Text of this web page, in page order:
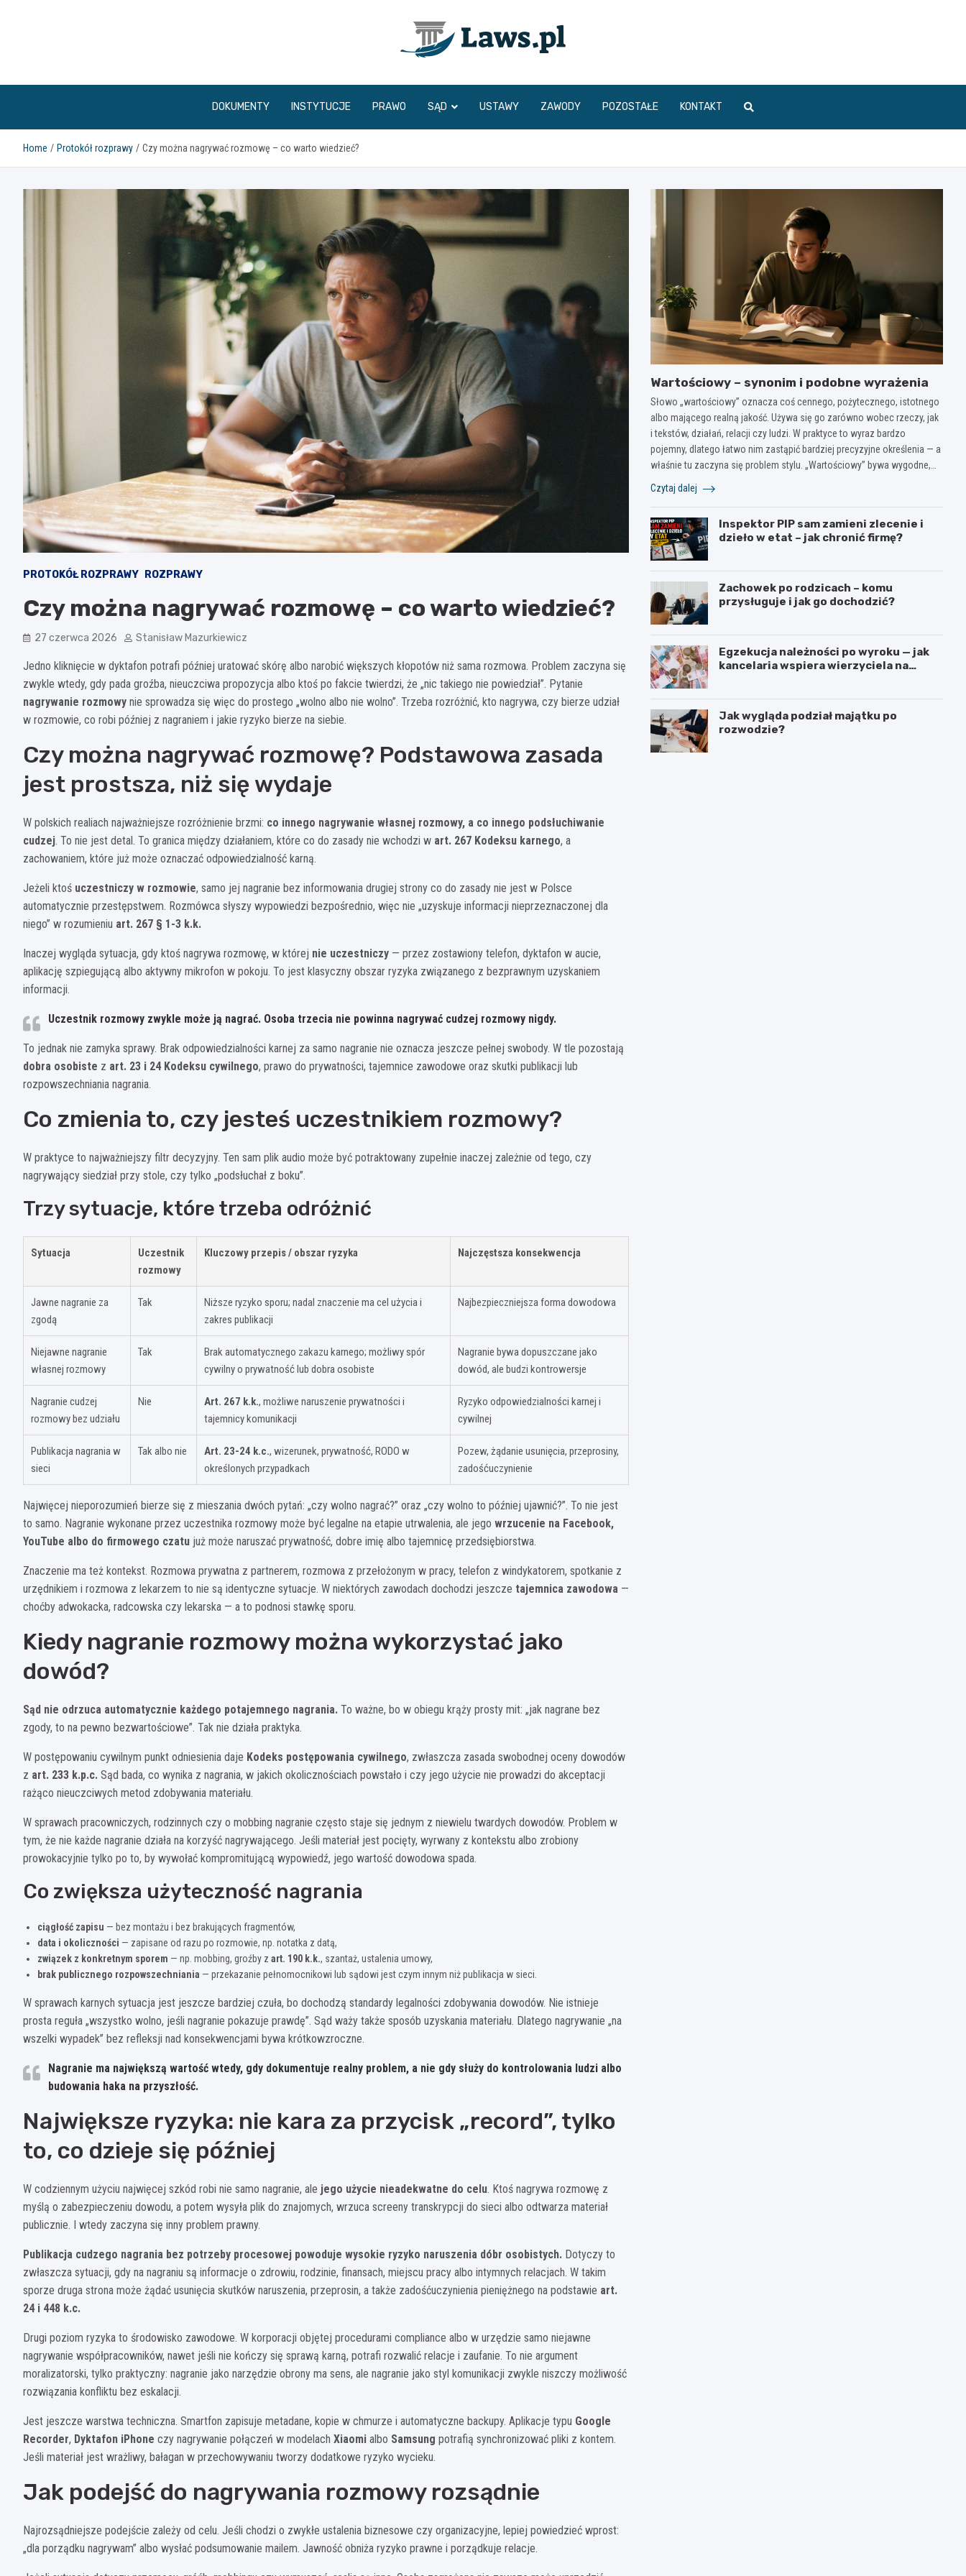
www.laws.pl
DOKUMENTY INSTYTUCJE PRAWO SĄD USTAWY ZAWODY POZOSTAŁE KONTAKT
Home Protokół rozprawy Czy można nagrywać rozmowę – co warto wiedzieć?
PROTOKÓŁ ROZPRAWY ROZPRAWY
Czy można nagrywać rozmowę – co warto wiedzieć?
27 czerwca 2026 Stanisław Mazurkiewicz
Jedno kliknięcie w dyktafon potrafi później uratować skórę albo narobić większych kłopotów niż sama rozmowa. Problem zaczyna się
zwykle wtedy, gdy pada groźba, nieuczciwa propozycja albo ktoś po fakcie twierdzi, że „nic takiego nie powiedział”. Pytanie
nagrywanie rozmowy nie sprowadza się więc do prostego „wolno albo nie wolno”. Trzeba rozróżnić, kto nagrywa, czy bierze udział
w rozmowie, co robi później z nagraniem i jakie ryzyko bierze na siebie.
Czy można nagrywać rozmowę? Podstawowa zasada
jest prostsza, niż się wydaje
W polskich realiach najważniejsze rozróżnienie brzmi: co innego nagrywanie własnej rozmowy, a co innego podsłuchiwanie
cudzej. To nie jest detal. To granica między działaniem, które co do zasady nie wchodzi w art. 267 Kodeksu karnego, a
zachowaniem, które już może oznaczać odpowiedzialność karną.
Jeżeli ktoś uczestniczy w rozmowie, samo jej nagranie bez informowania drugiej strony co do zasady nie jest w Polsce
automatycznie przestępstwem. Rozmówca słyszy wypowiedzi bezpośrednio, więc nie „uzyskuje informacji nieprzeznaczonej dla
niego” w rozumieniu art. 267 § 1-3 k.k.
Inaczej wygląda sytuacja, gdy ktoś nagrywa rozmowę, w której nie uczestniczy — przez zostawiony telefon, dyktafon w aucie,
aplikację szpiegującą albo aktywny mikrofon w pokoju. To jest klasyczny obszar ryzyka związanego z bezprawnym uzyskaniem
informacji.
Uczestnik rozmowy zwykle może ją nagrać. Osoba trzecia nie powinna nagrywać cudzej rozmowy nigdy.
To jednak nie zamyka sprawy. Brak odpowiedzialności karnej za samo nagranie nie oznacza jeszcze pełnej swobody. W tle pozostają
dobra osobiste z art. 23 i 24 Kodeksu cywilnego, prawo do prywatności, tajemnice zawodowe oraz skutki publikacji lub
rozpowszechniania nagrania.
Co zmienia to, czy jesteś uczestnikiem rozmowy?
W praktyce to najważniejszy filtr decyzyjny. Ten sam plik audio może być potraktowany zupełnie inaczej zależnie od tego, czy
nagrywający siedział przy stole, czy tylko „podsłuchał z boku”.
Trzy sytuacje, które trzeba odróżnić
Sytuacja
Uczestnik
rozmowy
Kluczowy przepis / obszar ryzyka Najczęstsza konsekwencja
Jawne nagranie za
zgodą
Tak
Niższe ryzyko sporu; nadal znaczenie ma cel użycia i
zakres publikacji
Najbezpieczniejsza forma dowodowa
Niejawne nagranie
własnej rozmowy
Tak
Brak automatycznego zakazu karnego; możliwy spór
cywilny o prywatność lub dobra osobiste
Nagranie bywa dopuszczane jako
dowód, ale budzi kontrowersje
Nagranie cudzej
rozmowy bez udziału
Nie Art. 267 k.k., możliwe naruszenie prywatności i
tajemnicy komunikacji
Ryzyko odpowiedzialności karnej i
cywilnej
Publikacja nagrania w
sieci
Tak albo nie Art. 23-24 k.c., wizerunek, prywatność, RODO w
określonych przypadkach
Pozew, żądanie usunięcia, przeprosiny,
zadośćuczynienie
Najwięcej nieporozumień bierze się z mieszania dwóch pytań: „czy wolno nagrać?” oraz „czy wolno to później ujawnić?”. To nie jest
to samo. Nagranie wykonane przez uczestnika rozmowy może być legalne na etapie utrwalenia, ale jego wrzucenie na Facebook,
YouTube albo do firmowego czatu już może naruszać prywatność, dobre imię albo tajemnicę przedsiębiorstwa.
Znaczenie ma też kontekst. Rozmowa prywatna z partnerem, rozmowa z przełożonym w pracy, telefon z windykatorem, spotkanie z
urzędnikiem i rozmowa z lekarzem to nie są identyczne sytuacje. W niektórych zawodach dochodzi jeszcze tajemnica zawodowa —
choćby adwokacka, radcowska czy lekarska — a to podnosi stawkę sporu.
Kiedy nagranie rozmowy można wykorzystać jako
dowód?
Sąd nie odrzuca automatycznie każdego potajemnego nagrania. To ważne, bo w obiegu krąży prosty mit: „jak nagrane bez
zgody, to na pewno bezwartościowe”. Tak nie działa praktyka.
W postępowaniu cywilnym punkt odniesienia daje Kodeks postępowania cywilnego, zwłaszcza zasada swobodnej oceny dowodów
z art. 233 k.p.c. Sąd bada, co wynika z nagrania, w jakich okolicznościach powstało i czy jego użycie nie prowadzi do akceptacji
rażąco nieuczciwych metod zdobywania materiału.
W sprawach pracowniczych, rodzinnych czy o mobbing nagranie często staje się jednym z niewielu twardych dowodów. Problem w
tym, że nie każde nagranie działa na korzyść nagrywającego. Jeśli materiał jest pocięty, wyrwany z kontekstu albo zrobiony
prowokacyjnie tylko po to, by wywołać kompromitującą wypowiedź, jego wartość dowodowa spada.
Co zwiększa użyteczność nagrania
ciągłość zapisu — bez montażu i bez brakujących fragmentów,
data i okoliczności — zapisane od razu po rozmowie, np. notatka z datą,
związek z konkretnym sporem — np. mobbing, groźby z art. 190 k.k., szantaż, ustalenia umowy,
brak publicznego rozpowszechniania — przekazanie pełnomocnikowi lub sądowi jest czym innym niż publikacja w sieci.
W sprawach karnych sytuacja jest jeszcze bardziej czuła, bo dochodzą standardy legalności zdobywania dowodów. Nie istnieje
prosta reguła „wszystko wolno, jeśli nagranie pokazuje prawdę”. Sąd waży także sposób uzyskania materiału. Dlatego nagrywanie „na
wszelki wypadek” bez refleksji nad konsekwencjami bywa krótkowzroczne.
Nagranie ma największą wartość wtedy, gdy dokumentuje realny problem, a nie gdy służy do kontrolowania ludzi albo
budowania haka na przyszłość.
Największe ryzyka: nie kara za przycisk „record”, tylko
to, co dzieje się później
W codziennym użyciu najwięcej szkód robi nie samo nagranie, ale jego użycie nieadekwatne do celu. Ktoś nagrywa rozmowę z
myślą o zabezpieczeniu dowodu, a potem wysyła plik do znajomych, wrzuca screeny transkrypcji do sieci albo odtwarza materiał
publicznie. I wtedy zaczyna się inny problem prawny.
Publikacja cudzego nagrania bez potrzeby procesowej powoduje wysokie ryzyko naruszenia dóbr osobistych. Dotyczy to
zwłaszcza sytuacji, gdy na nagraniu są informacje o zdrowiu, rodzinie, finansach, miejscu pracy albo intymnych relacjach. W takim
sporze druga strona może żądać usunięcia skutków naruszenia, przeprosin, a także zadośćuczynienia pieniężnego na podstawie art.
24 i 448 k.c.
Drugi poziom ryzyka to środowisko zawodowe. W korporacji objętej procedurami compliance albo w urzędzie samo niejawne
nagrywanie współpracowników, nawet jeśli nie kończy się sprawą karną, potrafi rozwalić relacje i zaufanie. To nie argument
moralizatorski, tylko praktyczny: nagranie jako narzędzie obrony ma sens, ale nagranie jako styl komunikacji zwykle niszczy możliwość
rozwiązania konfliktu bez eskalacji.
Jest jeszcze warstwa techniczna. Smartfon zapisuje metadane, kopie w chmurze i automatyczne backupy. Aplikacje typu Google
Recorder, Dyktafon iPhone czy nagrywanie połączeń w modelach Xiaomi albo Samsung potrafią synchronizować pliki z kontem.
Jeśli materiał jest wrażliwy, bałagan w przechowywaniu tworzy dodatkowe ryzyko wycieku.
Jak podejść do nagrywania rozmowy rozsądnie
Najrozsądniejsze podejście zależy od celu. Jeśli chodzi o zwykłe ustalenia biznesowe czy organizacyjne, lepiej powiedzieć wprost:
„dla porządku nagrywam” albo wysłać podsumowanie mailem. Jawność obniża ryzyko prawne i porządkuje relacje.
Wartościowy – synonim i podobne wyrażenia
Słowo „wartościowy” oznacza coś cennego, pożytecznego, istotnego
albo mającego realną jakość. Używa się go zarówno wobec rzeczy, jak
i tekstów, działań, relacji czy ludzi. W praktyce to wyraz bardzo
pojemny, dlatego łatwo nim zastąpić bardziej precyzyjne określenia — a
właśnie tu zaczyna się problem stylu. „Wartościowy” bywa wygodne,…
Czytaj dalej
Inspektor PIP sam zamieni zlecenie i
dzieło w etat – jak chronić firmę?
Zachowek po rodzicach – komu
przysługuje i jak go dochodzić?
Egzekucja należności po wyroku — jak
kancelaria wspiera wierzyciela na
Jak wygląda podział majątku po
rozwodzie?